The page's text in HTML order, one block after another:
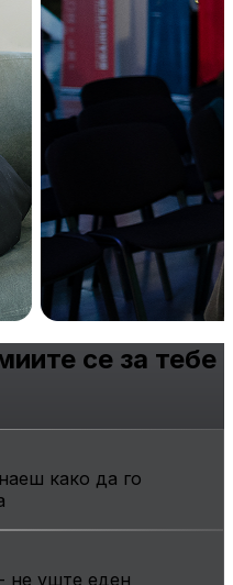
се за тебе
како да го
не уште еден